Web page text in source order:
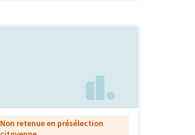
Non retenue en présélection